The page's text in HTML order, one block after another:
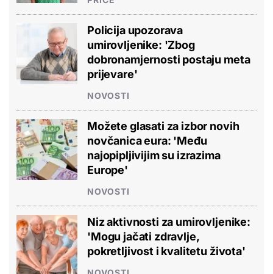
Policija upozorava
umirovljenike: 'Zbog
dobronamjernosti postaju meta
prijevare'
NOVOSTI
Možete glasati za izbor novih
novčanica eura: 'Među
najopipljivijim su izrazima
Europe'
NOVOSTI
Niz aktivnosti za umirovljenike:
'Mogu jačati zdravlje,
pokretljivost i kvalitetu života'